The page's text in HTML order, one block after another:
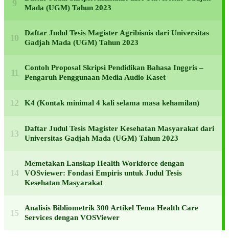
Mada (UGM) Tahun 2023
Daftar Judul Tesis Magister Agribisnis dari Universitas
Gadjah Mada (UGM) Tahun 2023
Contoh Proposal Skripsi Pendidikan Bahasa Inggris –
Pengaruh Penggunaan Media Audio Kaset
K4 (Kontak minimal 4 kali selama masa kehamilan)
Daftar Judul Tesis Magister Kesehatan Masyarakat dari
Universitas Gadjah Mada (UGM) Tahun 2023
Memetakan Lanskap Health Workforce dengan
VOSviewer: Fondasi Empiris untuk Judul Tesis
Kesehatan Masyarakat
Analisis Bibliometrik 300 Artikel Tema Health Care
Services dengan VOSViewer